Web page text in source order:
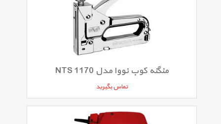
منگنه کوب نووا مدل NTS 1170
تماس بگیرید